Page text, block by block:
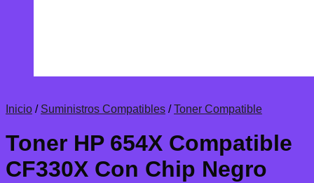
Inicio / Suministros Compatibles / Toner Compatible
Toner HP 654X Compatible
CF330X Con Chip Negro